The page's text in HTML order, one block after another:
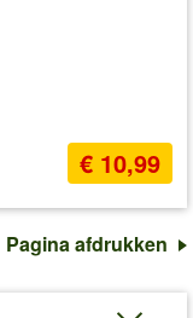
€ 10,99
Pagina afdrukken